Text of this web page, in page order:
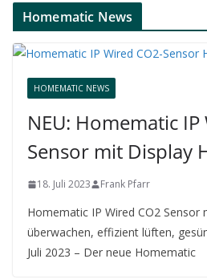
Homematic News
HOMEMATIC NEWS
NEU: Homematic
Sensor mit Display
18. Juli 2023 Frank Pfarr
Homematic IP Wired CO2
überwachen, effizient lüften,
Juli 2023 – Der neue Homematic